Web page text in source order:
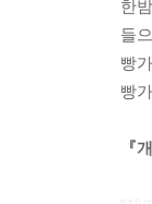
한
들
빵
빵
『